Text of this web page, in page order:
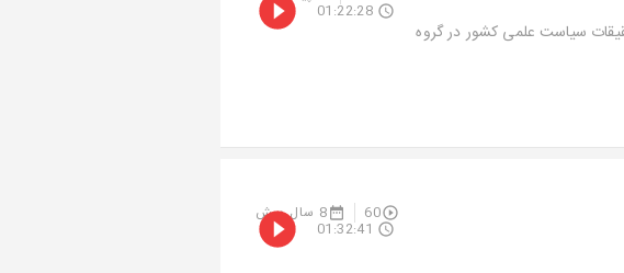
سیاست علمی کشور در گروه
01:22:28
60 8 سال پیش
01:32:41